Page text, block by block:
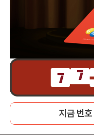
7
7
7
7
지금 번호